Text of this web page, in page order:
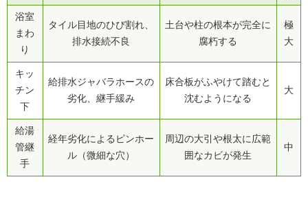
浴室
まわ
り
タイル目地のひび割れ、
排水接続不良
土台や柱の根本が完全に
腐朽する
極
大
キッ
チン
下
給排水ジャバラホースの
劣化、継手緩み
床合板がふやけて踏むと
沈むようになる
大
給湯
管継
手
経年劣化によるピンホー
ル（微細な穴）
周辺の大引や根太に広範
囲なカビが発生
中